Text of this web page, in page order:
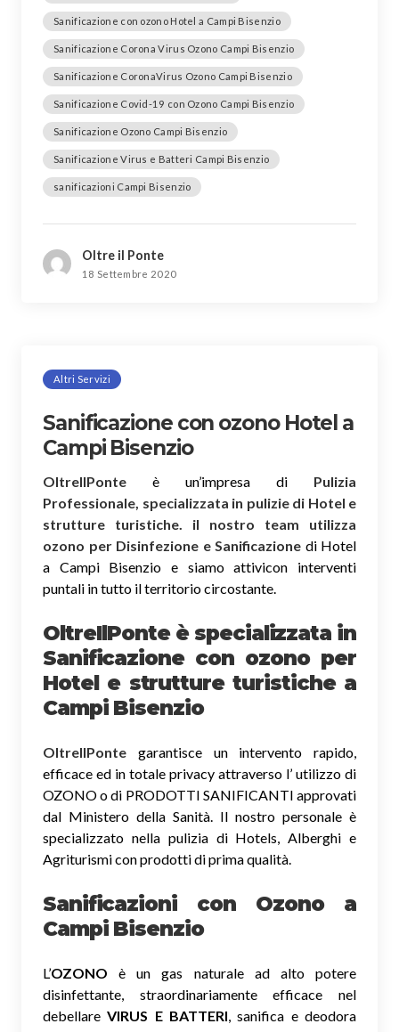
Sanificazione con ozono Hotel a Campi Bisenzio
Sanificazione Corona Virus Ozono Campi Bisenzio
Sanificazione CoronaVirus Ozono Campi Bisenzio
Sanificazione Covid-19 con Ozono Campi Bisenzio
Sanificazione Ozono Campi Bisenzio
Sanificazione Virus e Batteri Campi Bisenzio
sanificazioni Campi Bisenzio
Oltre il Ponte
18 Settembre 2020
Altri Servizi
Sanificazione con ozono Hotel a
Campi Bisenzio
OltreIlPonte è un’impresa di Pulizia
Professionale, specializzata in pulizie di Hotel e
strutture turistiche. il nostro team utilizza
ozono per Disinfezione e Sanificazione di Hotel
a Campi Bisenzio e siamo attivicon interventi
puntali in tutto il territorio circostante.
OltreIlPonte è specializzata in
Sanificazione con ozono per
Hotel e strutture turistiche a
Campi Bisenzio
OltreIlPonte garantisce un intervento rapido,
efficace ed in totale privacy attraverso l’ utilizzo di
OZONO o di PRODOTTI SANIFICANTI approvati
dal Ministero della Sanità. Il nostro personale è
specializzato nella pulizia di Hotels, Alberghi e
Agriturismi con prodotti di prima qualità.
Sanificazioni con Ozono a
Campi Bisenzio
L’OZONO è un gas naturale ad alto potere
disinfettante, straordinariamente efficace nel
debellareVIRUS E BATTERI, sanifica e deodora